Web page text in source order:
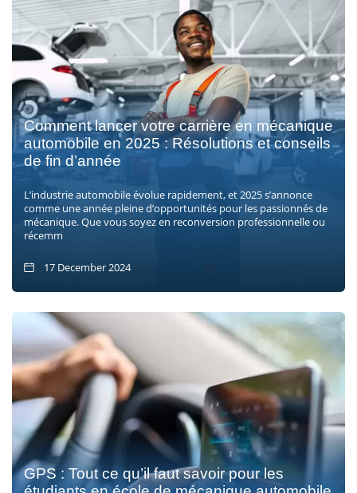
Comment lancer votre carrière en mécanique
automobile en 2025 : Résolutions et conseils
de fin d’année
L’industrie automobile évolue rapidement, et 2025 s’annonce
comme une année pleine d’opportunités pour les passionnés de
mécanique. Que vous soyez en reconversion professionnelle ou
récemm
17 December 2024
GPS : Tout ce qu’il faut savoir pour les